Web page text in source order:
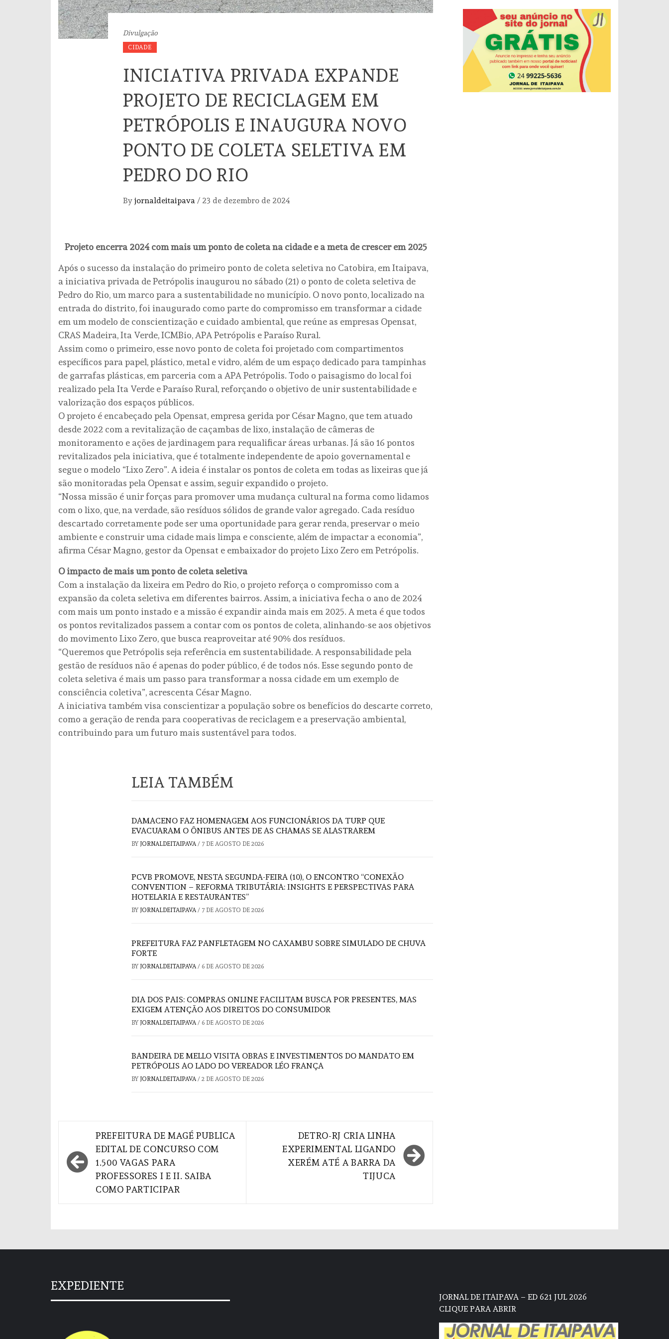
Divulgação
CIDADE
INICIATIVA PRIVADA EXPANDE
PROJETO DE RECICLAGEM EM
PETRÓPOLIS E INAUGURA NOVO
PONTO DE COLETA SELETIVA EM
PEDRO DO RIO
By jornaldeitaipava / 23 de dezembro de 2024
Projeto encerra 2024 com mais um ponto de coleta na cidade e a meta de crescer em 2025
Após o sucesso da instalação do primeiro ponto de coleta seletiva no Catobira, em Itaipava,
a iniciativa privada de Petrópolis inaugurou no sábado (21) o ponto de coleta seletiva de
Pedro do Rio, um marco para a sustentabilidade no município. O novo ponto, localizado na
entrada do distrito, foi inaugurado como parte do compromisso em transformar a cidade
em um modelo de conscientização e cuidado ambiental, que reúne as empresas Opensat,
CRAS Madeira, Ita Verde, ICMBio, APA Petrópolis e Paraíso Rural.
Assim como o primeiro, esse novo ponto de coleta foi projetado com compartimentos
específicos para papel, plástico, metal e vidro, além de um espaço dedicado para tampinhas
de garrafas plásticas, em parceria com a APA Petrópolis. Todo o paisagismo do local foi
realizado pela Ita Verde e Paraíso Rural, reforçando o objetivo de unir sustentabilidade e
valorização dos espaços públicos.
O projeto é encabeçado pela Opensat, empresa gerida por César Magno, que tem atuado
desde 2022 com a revitalização de caçambas de lixo, instalação de câmeras de
monitoramento e ações de jardinagem para requalificar áreas urbanas. Já são 16 pontos
revitalizados pela iniciativa, que é totalmente independente de apoio governamental e
segue o modelo “Lixo Zero”. A ideia é instalar os pontos de coleta em todas as lixeiras que já
são monitoradas pela Opensat e assim, seguir expandido o projeto.
“Nossa missão é unir forças para promover uma mudança cultural na forma como lidamos
com o lixo, que, na verdade, são resíduos sólidos de grande valor agregado. Cada resíduo
descartado corretamente pode ser uma oportunidade para gerar renda, preservar o meio
ambiente e construir uma cidade mais limpa e consciente, além de impactar a economia”,
afirma César Magno, gestor da Opensat e embaixador do projeto Lixo Zero em Petrópolis.
O impacto de mais um ponto de coleta seletiva
Com a instalação da lixeira em Pedro do Rio, o projeto reforça o compromisso com a
expansão da coleta seletiva em diferentes bairros. Assim, a iniciativa fecha o ano de 2024
com mais um ponto instado e a missão é expandir ainda mais em 2025. A meta é que todos
os pontos revitalizados passem a contar com os pontos de coleta, alinhando-se aos objetivos
do movimento Lixo Zero, que busca reaproveitar até 90% dos resíduos.
“Queremos que Petrópolis seja referência em sustentabilidade. A responsabilidade pela
gestão de resíduos não é apenas do poder público, é de todos nós. Esse segundo ponto de
coleta seletiva é mais um passo para transformar a nossa cidade em um exemplo de
consciência coletiva”, acrescenta César Magno.
A iniciativa também visa conscientizar a população sobre os benefícios do descarte correto,
como a geração de renda para cooperativas de reciclagem e a preservação ambiental,
contribuindo para um futuro mais sustentável para todos.
LEIA TAMBÉM
DAMACENO FAZ HOMENAGEM AOS FUNCIONÁRIOS DA TURP QUE
EVACUARAM O ÔNIBUS ANTES DE AS CHAMAS SE ALASTRAREM
BY JORNALDEITAIPAVA / 7 DE AGOSTO DE 2026
PCVB PROMOVE, NESTA SEGUNDA-FEIRA (10), O ENCONTRO “CONEXÃO
CONVENTION – REFORMA TRIBUTÁRIA: INSIGHTS E PERSPECTIVAS PARA
HOTELARIA E RESTAURANTES”
BY JORNALDEITAIPAVA / 7 DE AGOSTO DE 2026
PREFEITURA FAZ PANFLETAGEM NO CAXAMBU SOBRE SIMULADO DE CHUVA
FORTE
BY JORNALDEITAIPAVA / 6 DE AGOSTO DE 2026
DIA DOS PAIS: COMPRAS ONLINE FACILITAM BUSCA POR PRESENTES, MAS
EXIGEM ATENÇÃO AOS DIREITOS DO CONSUMIDOR
BY JORNALDEITAIPAVA / 6 DE AGOSTO DE 2026
BANDEIRA DE MELLO VISITA OBRAS E INVESTIMENTOS DO MANDATO EM
PETRÓPOLIS AO LADO DO VEREADOR LÉO FRANÇA
BY JORNALDEITAIPAVA / 2 DE AGOSTO DE 2026
Navegação
de
Post
PREFEITURA DE MAGÉ PUBLICA
EDITAL DE CONCURSO COM
1.500 VAGAS PARA
PROFESSORES I E II. SAIBA
COMO PARTICIPAR
DETRO-RJ CRIA LINHA
EXPERIMENTAL LIGANDO
XERÉM ATÉ A BARRA DA
TIJUCA
EXPEDIENTE
JORNAL DE ITAIPAVA – ED 621 JUL 2026
CLIQUE PARA ABRIR